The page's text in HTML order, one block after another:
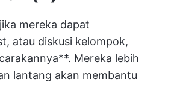
mereka dapat
atau diskusi kelompok,
Mereka lebih
lantang akan membantu